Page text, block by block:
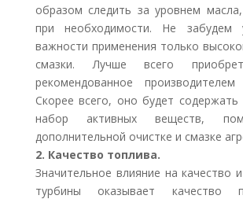
образом следить за уровнем
при необходимости. Не забудем
важности применения только
смазки. Лучше всего
рекомендованное
Скорее всего, оно будет
набор активных веществ,
дополнительной очистке и смазке
2. Качество топлива.
Значительное влияние на качество
турбины оказывает качество